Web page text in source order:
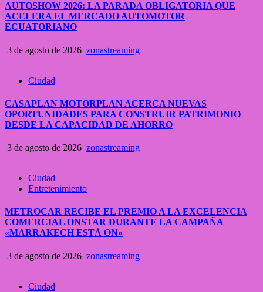
AUTOSHOW 2026: LA PARADA OBLIGATORIA QUE
ACELERA EL MERCADO AUTOMOTOR
ECUATORIANO
3 de agosto de 2026 zonastreaming
Ciudad
CASAPLAN MOTORPLAN ACERCA NUEVAS
OPORTUNIDADES PARA CONSTRUIR PATRIMONIO
DESDE LA CAPACIDAD DE AHORRO
3 de agosto de 2026 zonastreaming
Ciudad
Entretenimiento
METROCAR RECIBE EL PREMIO A LA EXCELENCIA
COMERCIAL ONSTAR DURANTE LA CAMPAÑA
«MARRAKECH ESTÁ ON»
3 de agosto de 2026 zonastreaming
Ciudad